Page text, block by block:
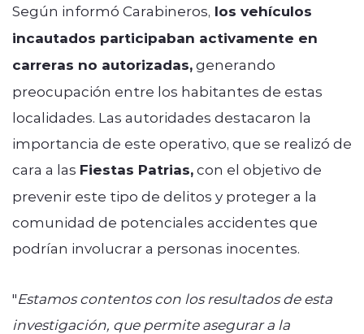
Según informó Carabineros, los vehículos
incautados participaban activamente en
carreras no autorizadas,generando
preocupación entre los habitantes de estas
localidades. Las autoridades destacaron la
importancia de este operativo, que se realizó de
cara a las Fiestas Patrias,con el objetivo de
prevenir este tipo de delitos y proteger a la
comunidad de potenciales accidentes que
podrían involucrar a personas inocentes.
"Estamos contentos con los resultados de esta
investigación, que permite asegurar a la